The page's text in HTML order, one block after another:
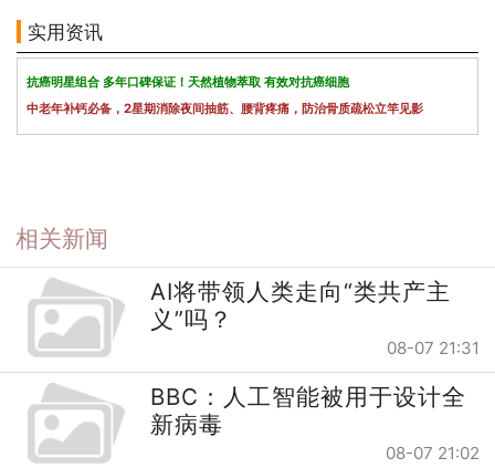
实用资讯
抗癌明星组合 多年口碑保证！天然植物萃取 有效对抗癌细胞
中老年补钙必备，2星期消除夜间抽筋、腰背疼痛，防治骨质疏松立竿见影
相关新闻
AI将带领人类走向“类共产主
义”吗？
08-07 21:31
BBC：人工智能被用于设计全
新病毒
08-07 21:02